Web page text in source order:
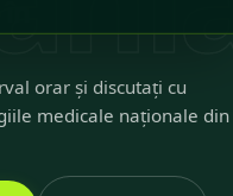
orar și discutați cu
medicale naționale din